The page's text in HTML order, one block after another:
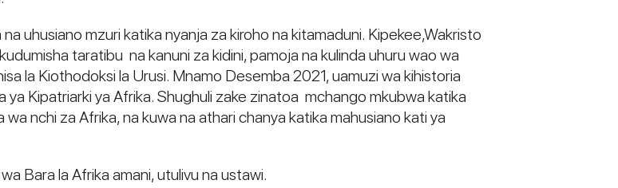
uhusiano mzuri katika nyanja za kiroho na kitamaduni. Kipekee,Wakristo
taratibu na kanuni za kidini, pamoja na kulinda uhuru wao wa
la Kiothodoksi la Urusi. Mnamo Desemba 2021, uamuzi wa kihistoria
ya Kipatriarki ya Afrika. Shughuli zake zinatoa mchango mkubwa katika
nchi za Afrika, na kuwa na athari chanya katika mahusiano kati ya
Bara la Afrika amani, utulivu na ustawi.